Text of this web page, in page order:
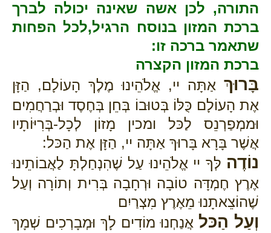
התורה, לכן אשה שאינה יכולה לברך
ברכת המזון בנוסח הרגיל,לכל הפחות
שתאמר ברכה זו:
ברכת המזון הקצרה
בָּרוּךְ אַתָּה יי, אֱלֹהֵינוּ מֶלֶךְ הָעוֹלָם, הַזָּן
אֶת הָעוֹלָם כֻּלּוֹ בְּטוּבוֹ בְּחֵן בְּחֶסֶד וּבְרַחֲמִים
וּממְפַרְנֵס לַכּל ומכין מָזוֹן לְכָל-בְּרִיּוֹתָיו
אֲשֶׁר בָּרָא בָּרוּךְ אַתָּה יי, הַזָּן אֶת הַכּל:
נוֹדֶה לְּךָ יי אֱלֹהֵינוּ עַל שֶׁהִנְחַלְתָּ לַאֲבוֹתֵינוּ
אֶרֶץ חֶמְדָּה טוֹבָה וּרְחָבָה בְּרִית וְתוֹרָה וְעַל
שֶׁהוֹצֵאתָנוּ מֵאֶרֶץ מִצְרַיִם
וְעַל הַכּל אֲנַחְנוּ מוֹדִים לָךְ וּמְבָרְכִים שְׁמָךְ